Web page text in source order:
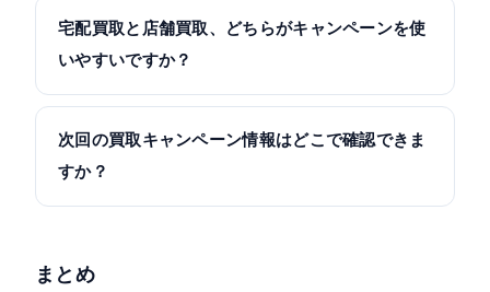
宅配買取と店舗買取、どちらがキャンペーンを使
いやすいですか？
次回の買取キャンペーン情報はどこで確認できま
すか？
まとめ